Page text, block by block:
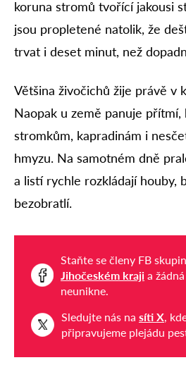
koruna stromů tvořící jakousi
jsou propletené natolik, že
trvat i deset minut, než
Většina živočichů žije právě v
Naopak u země panuje přítmí,
stromkům, kapradinám i
hmyzu. Na samotném dně
a listí rychle rozkládají houby,
bezobratlí.
Staňte se členy FB
Jihočeském kraji a
neunikne.
Sledujte nás na síti X,
připravujeme plejádu